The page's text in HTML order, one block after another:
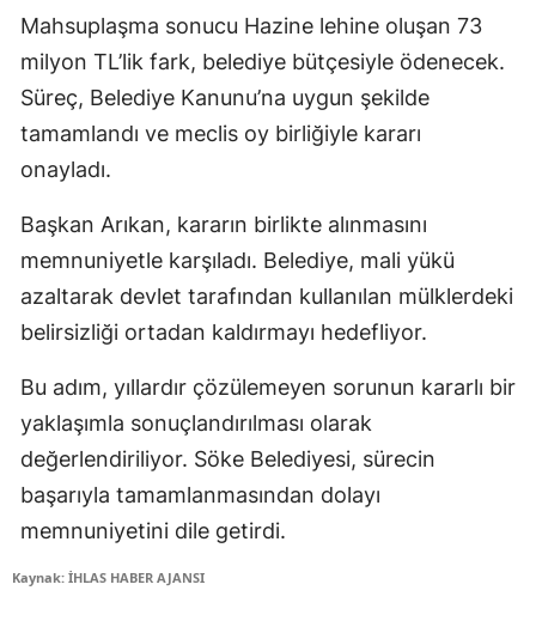
Mahsuplaşma sonucu Hazine lehine oluşan 73
milyon TL’lik fark, belediye bütçesiyle ödenecek.
Süreç, Belediye Kanunu’na uygun şekilde
tamamlandı ve meclis oy birliğiyle kararı
onayladı.
Başkan Arıkan, kararın birlikte alınmasını
memnuniyetle karşıladı. Belediye, mali yükü
azaltarak devlet tarafından kullanılan mülklerdeki
belirsizliği ortadan kaldırmayı hedefliyor.
Bu adım, yıllardır çözülemeyen sorunun kararlı bir
yaklaşımla sonuçlandırılması olarak
değerlendiriliyor. Söke Belediyesi, sürecin
başarıyla tamamlanmasından dolayı
memnuniyetini dile getirdi.
Kaynak: İHLAS HABER AJANSI